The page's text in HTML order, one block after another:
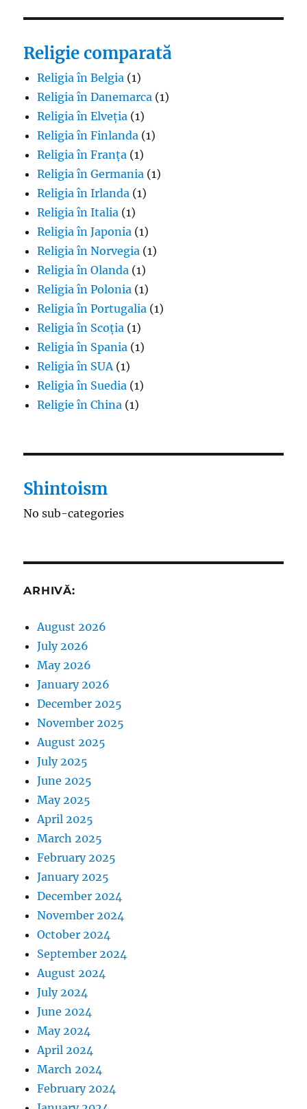
Religie comparată
Religia în Belgia (1)
Religia în Danemarca (1)
Religia în Elveția (1)
Religia în Finlanda (1)
Religia în Franța (1)
Religia în Germania (1)
Religia în Irlanda (1)
Religia în Italia (1)
Religia în Japonia (1)
Religia în Norvegia (1)
Religia în Olanda (1)
Religia în Polonia (1)
Religia în Portugalia (1)
Religia în Scoția (1)
Religia în Spania (1)
Religia în SUA (1)
Religia în Suedia (1)
Religie în China (1)
Shintoism
No sub-categories
ARHIVĂ:
August 2026
July 2026
May 2026
January 2026
December 2025
November 2025
August 2025
July 2025
June 2025
May 2025
April 2025
March 2025
February 2025
January 2025
December 2024
November 2024
October 2024
September 2024
August 2024
July 2024
June 2024
May 2024
April 2024
March 2024
February 2024